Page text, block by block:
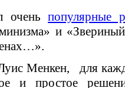
оченьпопулярные
и
Менкен, для
и простое